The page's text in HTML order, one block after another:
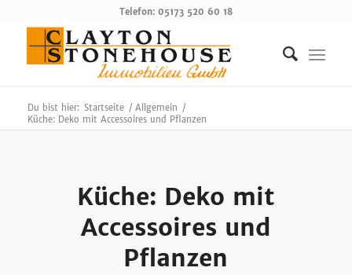
Telefon: 05173 520 60 18
Du bist hier: Startseite / Allgemein /
Küche: Deko mit Accessoires und Pflanzen
Küche: Deko mit
Accessoires und
Pflanzen